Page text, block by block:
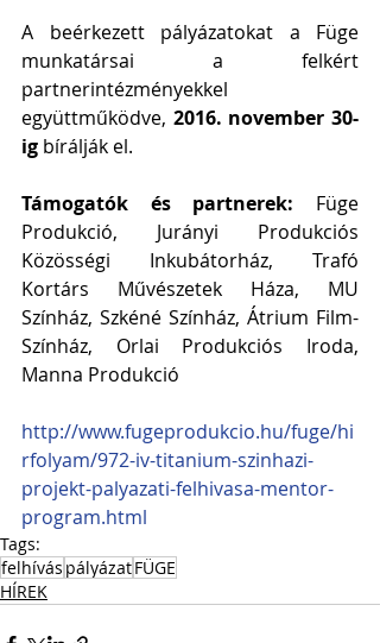
A beérkezett pályázatokat a Füge
munkatársai a felkért
partnerintézményekkel
együttműködve, 2016. november 30-
ig bírálják el.
Támogatók és partnerek: Füge
Produkció, Jurányi Produkciós
Közösségi Inkubátorház, Trafó
Kortárs Művészetek Háza, MU
Színház, Szkéné Színház, Átrium Film-
Színház, Orlai Produkciós Iroda,
Manna Produkció
http://www.fugeprodukcio.hu/fuge/hi
rfolyam/972-iv-titanium-szinhazi-
projekt-palyazati-felhivasa-mentor-
program.html
Tags:
felhívás pályázatFÜGE
HÍREK